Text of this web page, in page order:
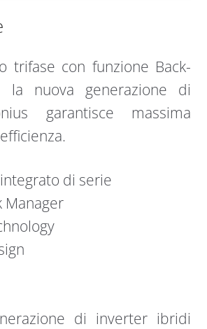
trifase con funzione Back-
la nuova generazione di
garantisce massima
di serie
Manager
di inverter ibridi